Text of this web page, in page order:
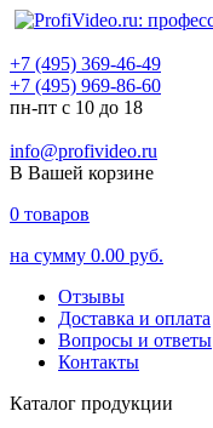
+7 (495) 369-46-49
+7 (495) 969-86-60
пн-пт с 10 до 18
info@profivideo.ru
В Вашей корзине
0 товаров
на сумму 0.00 руб.
Отзывы
Доставка и оплата
Вопросы и ответы
Контакты
Каталог продукции